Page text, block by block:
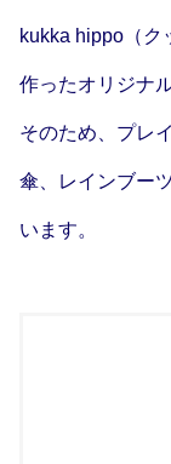
kukka hippo（ク
作ったオリジナ
そのため、プレ
傘、レインブー
います。